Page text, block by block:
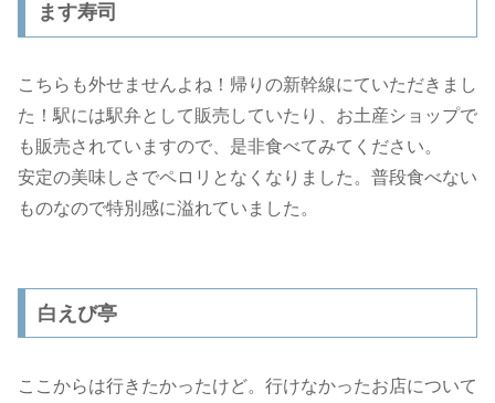
ます寿司
こちらも外せませんよね！帰りの新幹線にていただきまし
た！駅には駅弁として販売していたり、お土産ショップで
も販売されていますので、是非食べてみてください。
安定の美味しさでペロリとなくなりました。普段食べない
ものなので特別感に溢れていました。
白えび亭
ここからは行きたかったけど。行けなかったお店について